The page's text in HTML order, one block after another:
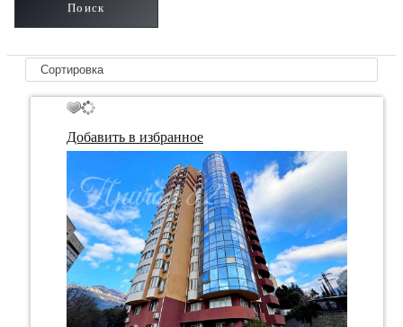
Добавить в избранное